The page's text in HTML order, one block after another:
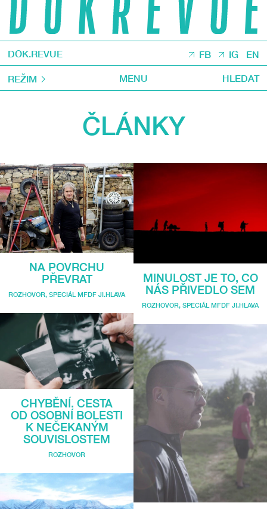
DOK.REVUE FB IG EN
REŽIM MENU HLEDAT
ČLÁNKY
NA POVRCHU
PŘEVRAT
ROZHOVOR SPECIÁL MFDF JI.HLAVA
CHYBĚNÍ. CESTA
OD OSOBNÍ BOLESTI
K NEČEKANÝM
SOUVISLOSTEM
ROZHOVOR
MINULOST JE TO, CO
NÁS PŘIVEDLO SEM
ROZHOVOR, SPECIÁL MFDF JI.HLAVA